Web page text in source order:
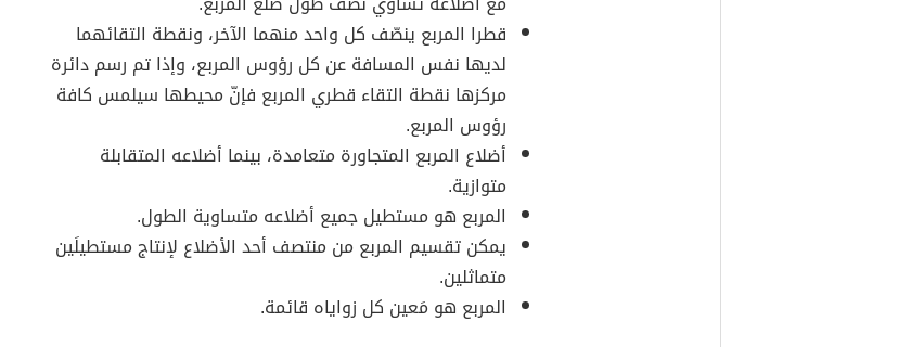
قطرا المربع ينصّف كل واحد منهما الآخر، ونقطة التقائهما
لديها نفس المسافة عن كل رؤوس المربع، وإذا تم رسم دائرة
مركزها نقطة التقاء قطري المربع فإنّ محيطها سيلمس كافة
رؤوس المربع.
أضلاع المربع المتجاورة متعامدة، بينما أضلاعه المتقابلة
متوازية.
المربع هو مستطيل جميع أضلاعه متساوية الطول.
يمكن تقسيم المربع من منتصف أحد الأضلاع لإنتاج مستطيلَين
متماثلين.
المربع هو مَعين كل زواياه قائمة.